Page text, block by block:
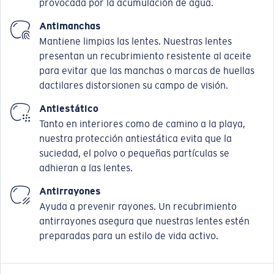
provocada por la acumulación de agua.
Antimanchas
Mantiene limpias las lentes. Nuestras lentes
presentan un recubrimiento resistente al aceite
para evitar que las manchas o marcas de huellas
dactilares distorsionen su campo de visión.
Antiestático
Tanto en interiores como de camino a la playa,
nuestra protección antiestática evita que la
suciedad, el polvo o pequeñas partículas se
adhieran a las lentes.
Antirrayones
Ayuda a prevenir rayones. Un recubrimiento
antirrayones asegura que nuestras lentes estén
preparadas para un estilo de vida activo.